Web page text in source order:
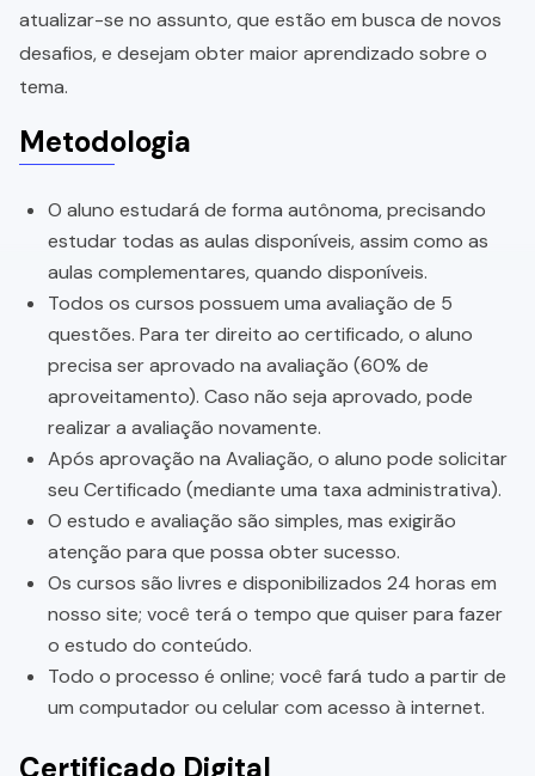
atualizar-se no assunto, que estão em busca de novos
desafios, e desejam obter maior aprendizado sobre o
tema.
Metodologia
O aluno estudará de forma autônoma, precisando
estudar todas as aulas disponíveis, assim como as
aulas complementares, quando disponíveis.
Todos os cursos possuem uma avaliação de 5
questões. Para ter direito ao certificado, o aluno
precisa ser aprovado na avaliação (60% de
aproveitamento). Caso não seja aprovado, pode
realizar a avaliação novamente.
Após aprovação na Avaliação, o aluno pode solicitar
seu Certificado (mediante uma taxa administrativa).
O estudo e avaliação são simples, mas exigirão
atenção para que possa obter sucesso.
Os cursos são livres e disponibilizados 24 horas em
nosso site; você terá o tempo que quiser para fazer
o estudo do conteúdo.
Todo o processo é online; você fará tudo a partir de
um computador ou celular com acesso à internet.
Certificado Digital